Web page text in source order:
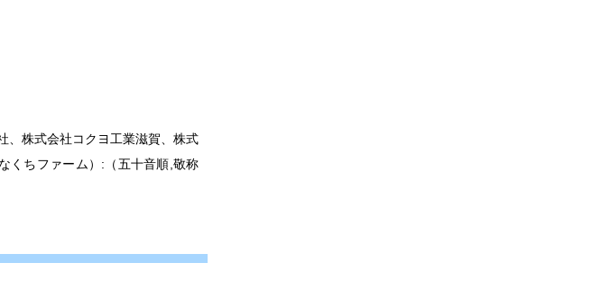
、株式会社コクヨ工業滋賀、株式
くちファーム）:（五十音順 敬称